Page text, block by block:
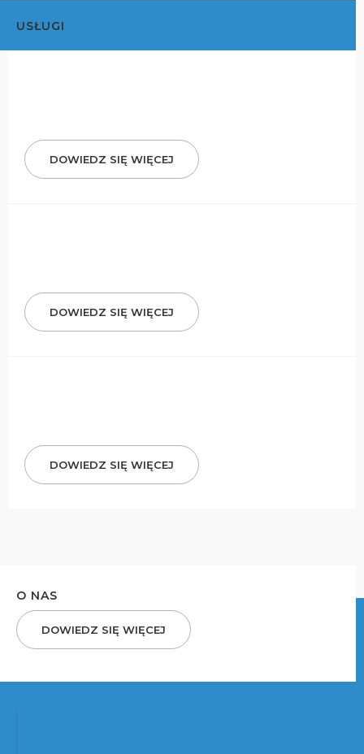
USŁUGI
DOWIEDZ SIĘ WIĘCEJ
DOWIEDZ SIĘ WIĘCEJ
DOWIEDZ SIĘ WIĘCEJ
O NAS
DOWIEDZ SIĘ WIĘCEJ